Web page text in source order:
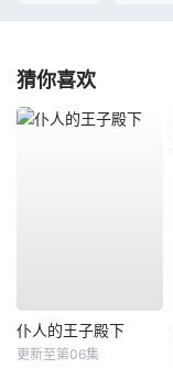
猜你喜欢
仆人的王子殿下
更新至第06集